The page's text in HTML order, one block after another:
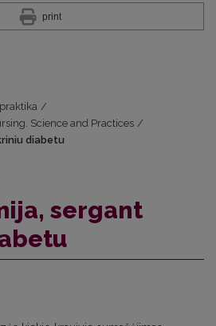
print
/
Science and Practices /
diabetu
sergant